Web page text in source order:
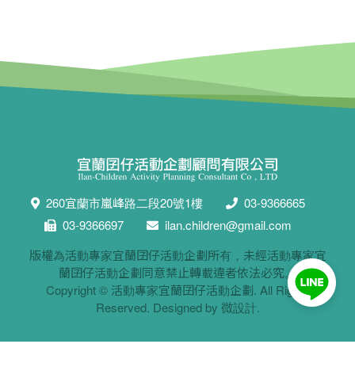
260宜蘭市嵐峰路二段20號1樓
03-9366665
03-9366697
ilan.children@gmail.com
版權為活動專家宜蘭囝仔活動企劃所有，未經活動專家宜
蘭囝仔活動企劃同意禁止轉載違者依法必究。
Copyright © 活動專家宜蘭囝仔活動企劃. All Rights
Reserved. Designed by 微設計.